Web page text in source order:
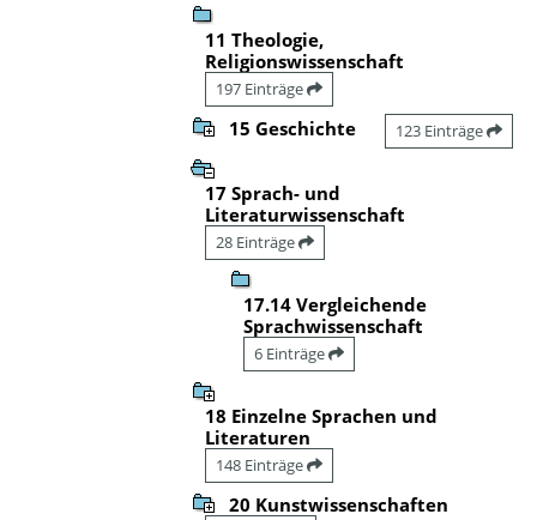
11 Theologie,
Religionswissenschaft
197 Einträge
15 Geschichte 123 Einträge
17 Sprach- und
Literaturwissenschaft
28 Einträge
17.14 Vergleichende
Sprachwissenschaft
6 Einträge
18 Einzelne Sprachen und
Literaturen
148 Einträge
20 Kunstwissenschaften